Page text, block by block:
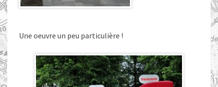
Une oeuvre un peu particulière !